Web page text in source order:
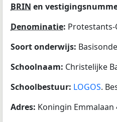
BRIN en
Denominatie:
Soort onderwijs:
Schoolnaam: Christelijke
Schoolbestuur: LOGOS.
Adres: Koningin Emmalaan